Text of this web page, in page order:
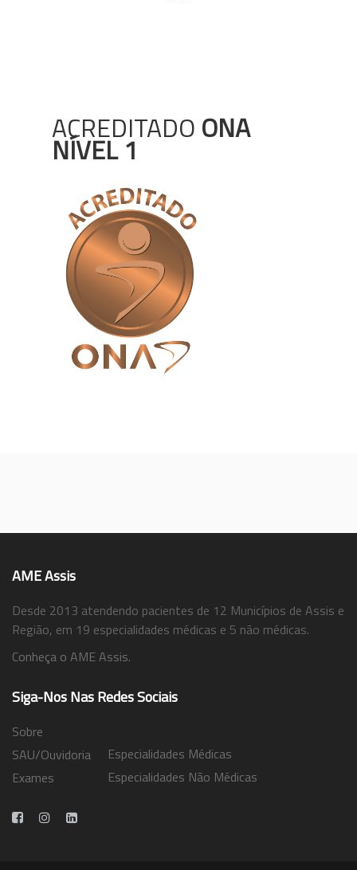
ACREDITADO ONA
NÍVEL 1
AME Assis
Desde 2013 atendendo pacientes de 12 Municípios de Assis e
Região, em 19 especialidades médicas e 5 não médicas.
Conheça o AME Assis.
Siga-Nos Nas Redes Sociais
Sobre
SAU/Ouvidoria
Exames
Especialidades Médicas
Especialidades Não Médicas